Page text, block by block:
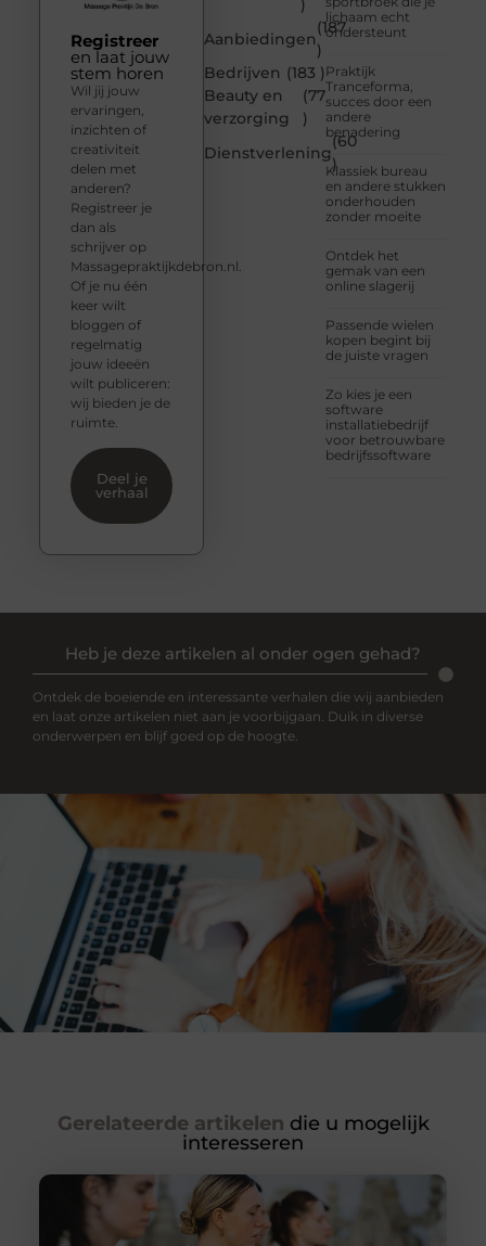
)
Aanbiedingen
(187
)
Bedrijven (183 )
Beauty en
verzorging
(77
)
Dienstverlening
(60
)
lichaam echt
ondersteunt
Praktijk
Tranceforma,
succes door een
andere
benadering
Klassiek bureau
en andere stukken
onderhouden
zonder moeite
Ontdek het
gemak van een
online slagerij
Passende wielen
kopen begint bij
de juiste vragen
Zo kies je een
software
installatiebedrijf
voor betrouwbare
bedrijfssoftware
Registreer
en laat jouw
stem horen
Wil jij jouw
ervaringen,
inzichten of
creativiteit
delen met
anderen?
Registreer je
dan als
schrijver op
Massagepraktijkdebron.nl.
Of je nu één
keer wilt
bloggen of
regelmatig
jouw ideeën
wilt publiceren:
wij bieden je de
ruimte.
Deel je
verhaal
Heb je deze artikelen al onder ogen gehad?
Ontdek de boeiende en interessante verhalen die wij aanbieden
en laat onze artikelen niet aan je voorbijgaan. Duik in diverse
onderwerpen en blijf goed op de hoogte.
Gerelateerde artikelen die u mogelijk
interesseren